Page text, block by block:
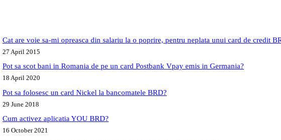
Cat are voie sa-mi opreasca din salariu la o poprire, pentru neplata unui card de credit
27 April 2015
Pot sa scot bani in Romania de pe un card Postbank Vpay emis in Germania?
18 April 2020
Pot sa folosesc un card Nickel la bancomatele BRD?
29 June 2018
Cum activez aplicatia YOU BRD?
16 October 2021